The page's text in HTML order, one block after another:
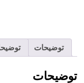
توضیحات
توضیحات